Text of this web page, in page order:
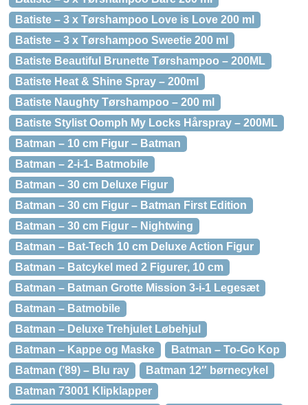
Batiste – 3 x Tørshampoo Love is Love 200 ml
Batiste – 3 x Tørshampoo Sweetie 200 ml
Batiste Beautiful Brunette Tørshampoo – 200ML
Batiste Heat & Shine Spray – 200ml
Batiste Naughty Tørshampoo – 200 ml
Batiste Stylist Oomph My Locks Hårspray – 200ML
Batman – 10 cm Figur – Batman
Batman – 2-i-1- Batmobile
Batman – 30 cm Deluxe Figur
Batman – 30 cm Figur – Batman First Edition
Batman – 30 cm Figur – Nightwing
Batman – Bat-Tech 10 cm Deluxe Action Figur
Batman – Batcykel med 2 Figurer, 10 cm
Batman – Batman Grotte Mission 3-i-1 Legesæt
Batman – Batmobile
Batman – Deluxe Trehjulet Løbehjul
Batman – Kappe og Maske
Batman – To-Go Kop
Batman (’89) – Blu ray
Batman 12″ børnecykel
Batman 73001 Klipklapper